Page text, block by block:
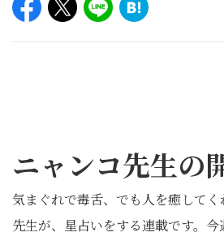
ニャンコ先生の
気まぐれで毒舌、でも人を癒して
先生が、星占いをする連載です。今